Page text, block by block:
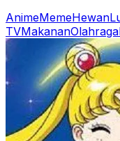
AnimeMemeHewan
TVMakananOlahraga